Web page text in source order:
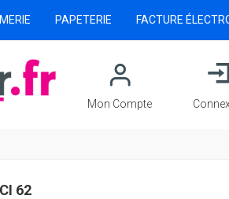
Mon Compte
PAPETERIE FACTURE
62